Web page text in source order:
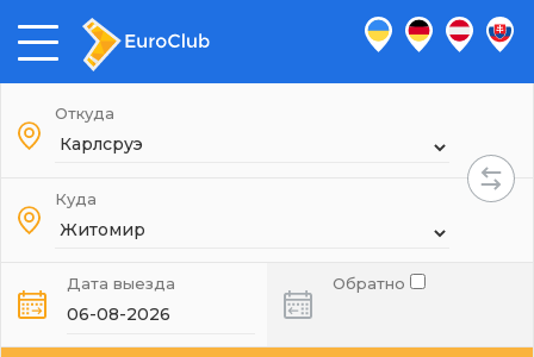
Откуда
Куда
Дата выезда Обратно